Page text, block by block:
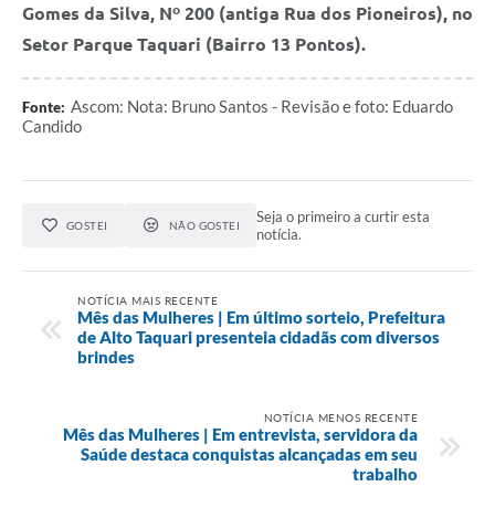
Gomes da Silva, Nº 200 (antiga Rua dos Pioneiros), no
Setor Parque Taquari (Bairro 13 Pontos).
Fonte: Ascom: Nota: Bruno Santos - Revisão e foto: Eduardo
Candido
GOSTEI NÃO GOSTEI
Seja o primeiro a curtir esta
notícia.
NOTÍCIA MAIS RECENTE
Mês das Mulheres | Em último sorteio, Prefeitura
de Alto Taquari presenteia cidadãs com diversos
brindes
NOTÍCIA MENOS RECENTE
Mês das Mulheres | Em entrevista, servidora da
Saúde destaca conquistas alcançadas em seu
trabalho